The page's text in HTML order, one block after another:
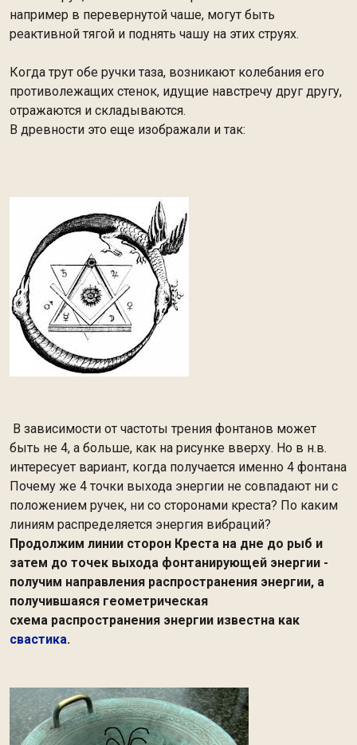
например в перевернутой чаше, могут быть
реактивной тягой и поднять чашу на этих струях.
Когда трут обе ручки таза, возникают колебания его
противолежащих стенок, идущие навстречу друг другу,
отражаются и складываются.
В древности это еще изображали и так:
В зависимости от частоты трения фонтанов может
быть не 4, а больше, как на рисунке вверху. Но в н.в.
интересует вариант, когда получается именно 4 фонтана
Почему же 4 точки выхода энергии не совпадают ни с
положением ручек, ни со сторонами креста? По каким
линиям распределяется энергия вибраций?
Продолжим линии сторон Креста на дне до рыб и
затем до точек выхода фонтанирующей энергии -
получим направления распространения энергии, а
получившаяся геометрическая
схема распространения энергии известна как
свастика.